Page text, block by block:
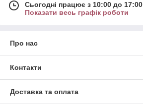
Сьогодні працює з 10:00 до 17:00
Показати весь графік роботи
Про нас
Контакти
Доставка та оплата